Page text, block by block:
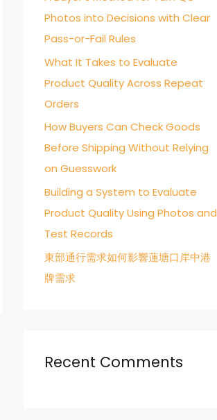
o
r
:
Photos into Decisions with Clear
Pass-or-Fail Rules
What It Takes to Evaluate
Product Quality Across Repeat
Orders
How Buyers Can Check Goods
Before Shipping Without Relying
on Guesswork
Building a System to Evaluate
Product Quality Using Photos and
Test Records
東部通行需求如何影響蓮塘口岸中港
牌需求
Recent Comments